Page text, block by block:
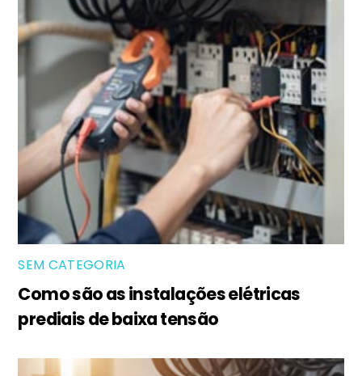
SEM CATEGORIA
Como são as instalações elétricas
prediais de baixa tensão